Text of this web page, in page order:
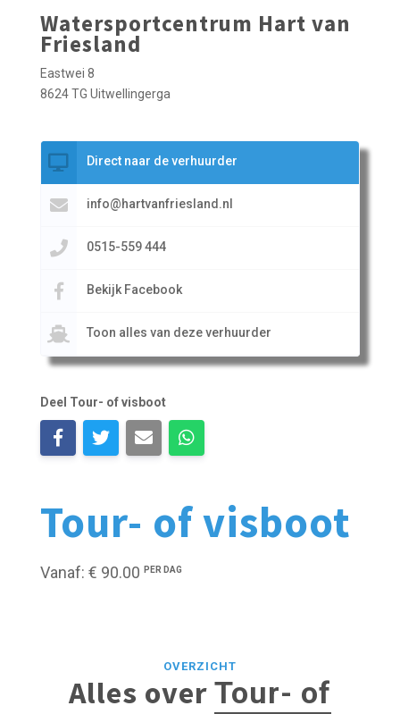
Tour- of visboot
Vanaf: € 90.00 PER DAG
Watersportcentrum Hart van
Friesland
Eastwei 8
8624 TG Uitwellingerga
Direct naar de verhuurder
info@hartvanfriesland.nl
0515-559 444
Bekijk Facebook
Toon alles van deze verhuurder
Deel Tour- of visboot
OVERZICHT
Alles over Tour- of